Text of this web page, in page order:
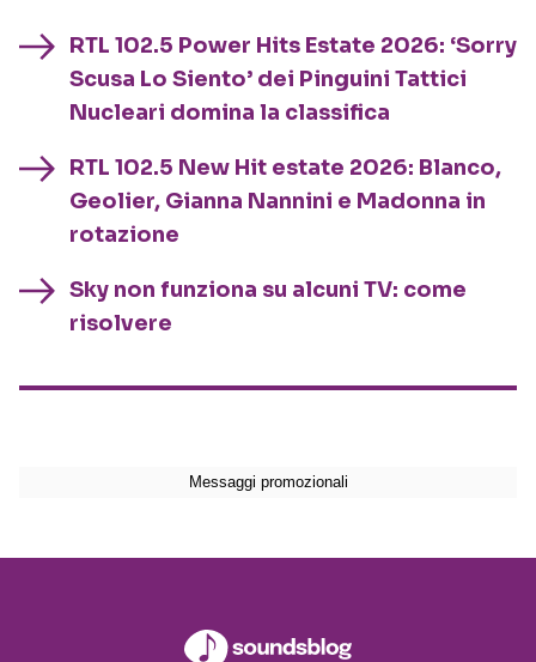
RTL 102.5 Power Hits Estate 2026: ‘Sorry
Scusa Lo Siento’ dei Pinguini Tattici
Nucleari domina la classifica
RTL 102.5 New Hit estate 2026: Blanco,
Geolier, Gianna Nannini e Madonna in
rotazione
Sky non funziona su alcuni TV: come
risolvere